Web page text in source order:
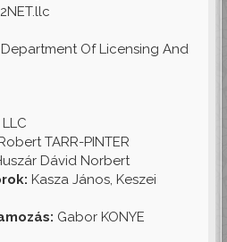
Of Licensing And
TARR-PINTER
Dávid Norbert
Kasza János, Keszei
Gabor KONYE